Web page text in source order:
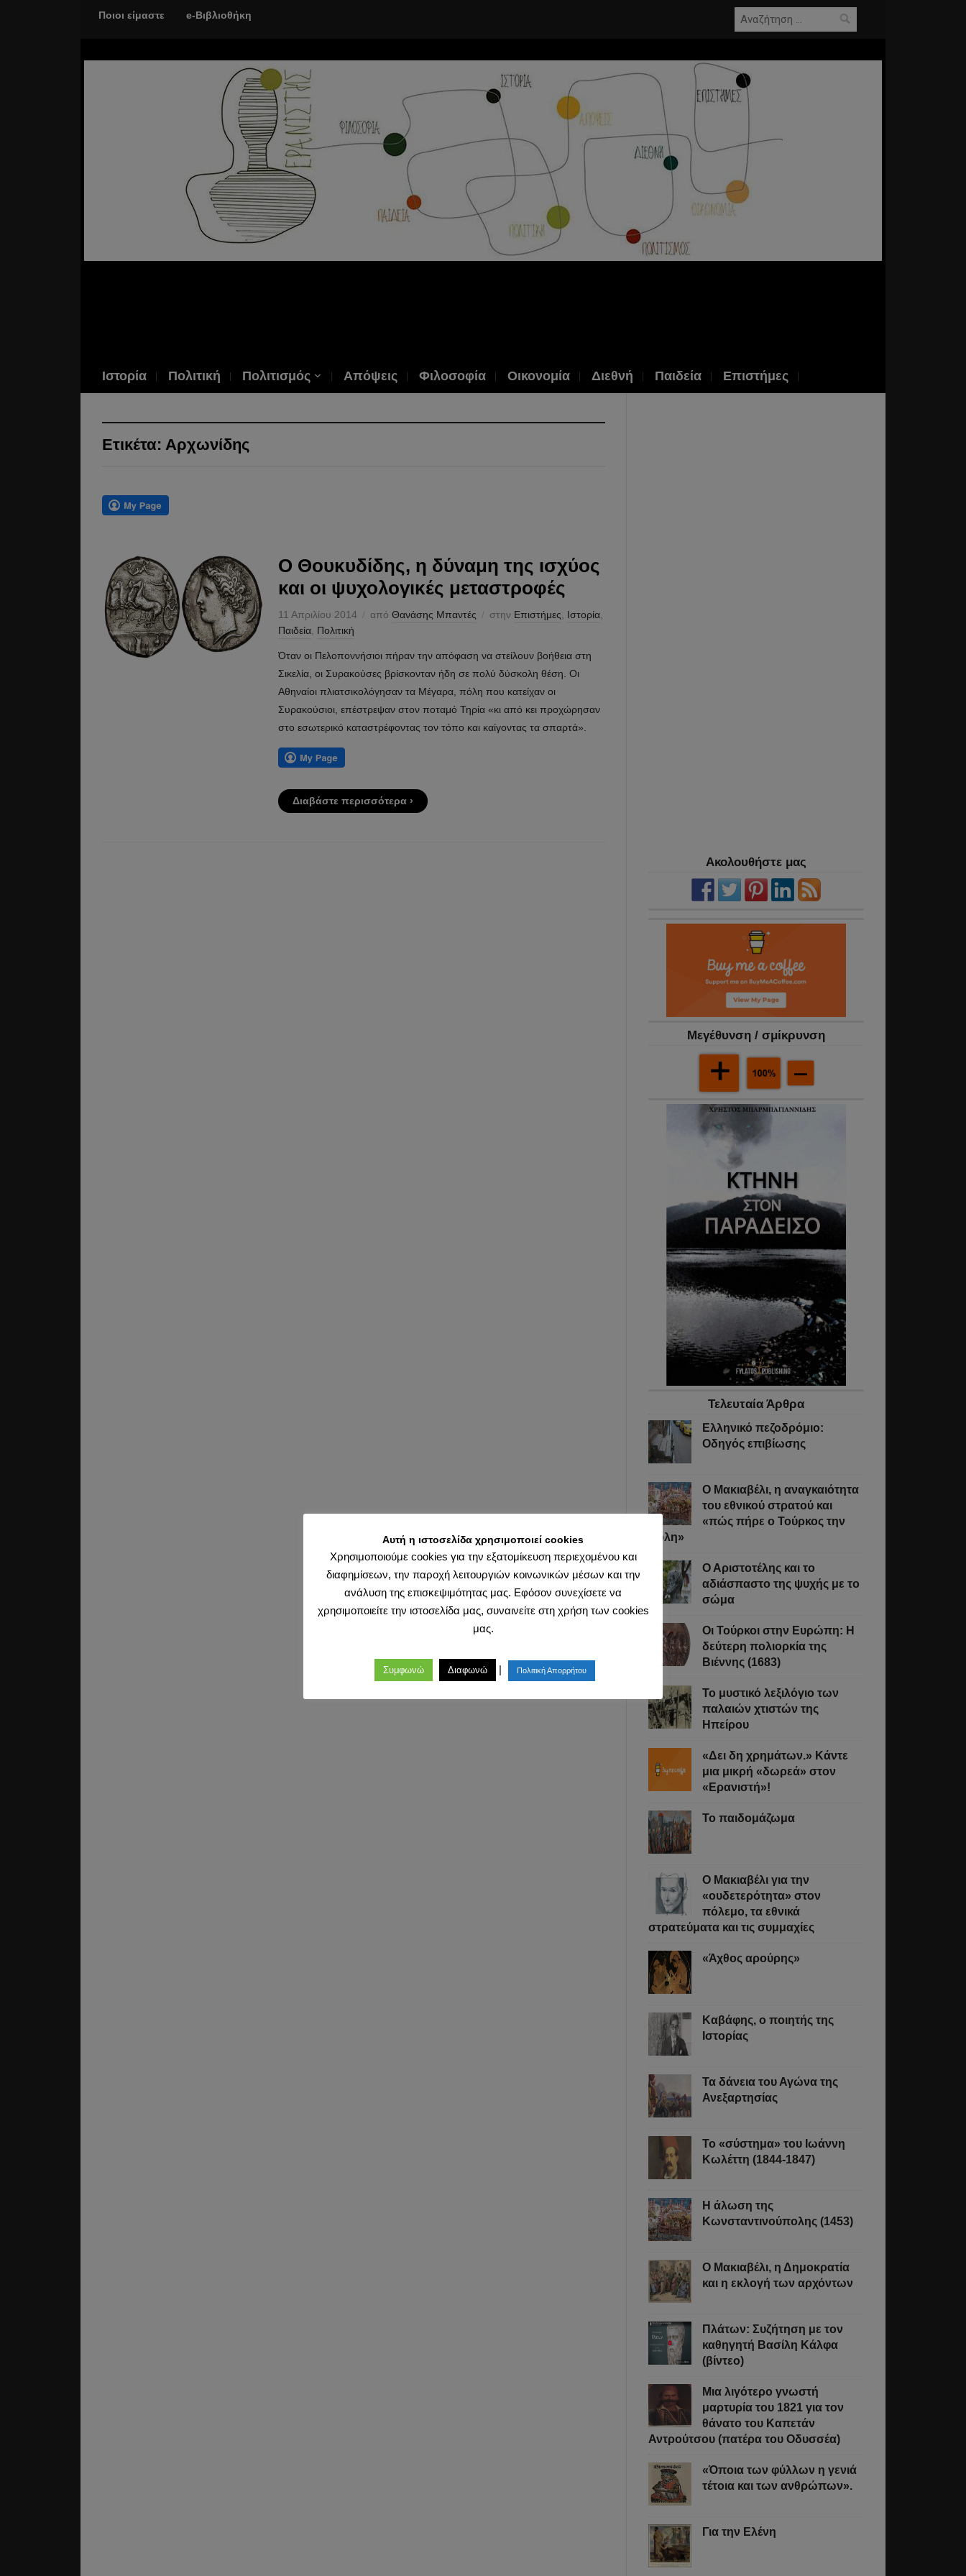
Ποιοι είμαστε e-Βιβλιοθήκη
Αναζήτηση
για:
Ιστορία Πολιτική Πολιτισμός Απόψεις Φιλοσοφία Οικονομία Διεθνή Παιδεία Επιστήμες
Ετικέτα: Αρχωνίδης
Ο Θουκυδίδης, η δύναμη της ισχύος
και οι ψυχολογικές μεταστροφές
11 Απριλίου 2014 από Θανάσης Μπαντές στην Επιστήμες Ιστορία
Παιδεία Πολιτική
Όταν οι Πελοποννήσιοι πήραν την απόφαση να στείλουν βοήθεια στη
Σικελία, οι Συρακούσες βρίσκονταν ήδη σε πολύ δύσκολη θέση. Οι
Αθηναίοι πλιατσικολόγησαν τα Μέγαρα, πόλη που κατείχαν οι
Συρακούσιοι, επέστρεψαν στον ποταμό Τηρία «κι από κει προχώρησαν
στο εσωτερικό καταστρέφοντας τον τόπο και καίγοντας τα σπαρτά».
Διαβάστε περισσότερα ›
Ακολουθήστε μας
Mεγέθυνση / σμίκρυνση
Τελευταία Άρθρα
Ελληνικό πεζοδρόμιο:
Οδηγός επιβίωσης
Ο Μακιαβέλι, η αναγκαιότητα
του εθνικού στρατού και
«πώς πήρε ο Τούρκος την
Πόλη»
Ο Αριστοτέλης και το
αδιάσπαστο της ψυχής με το
σώμα
Οι Τούρκοι στην Ευρώπη: Η
δεύτερη πολιορκία της
Βιέννης (1683)
Το μυστικό λεξιλόγιο των
παλαιών χτιστών της
Ηπείρου
«Δει δη χρημάτων.» Κάντε
μια μικρή «δωρεά» στον
«Ερανιστή»!
Το παιδομάζωμα
O Μακιαβέλι για την
«ουδετερότητα» στον
πόλεμο, τα εθνικά
στρατεύματα και τις συμμαχίες
«Άχθος αρούρης»
Καβάφης, ο ποιητής της
Ιστορίας
Τα δάνεια του Αγώνα της
Ανεξαρτησίας
Το «σύστημα» του Ιωάννη
Κωλέττη (1844-1847)
Η άλωση της
Κωνσταντινούπολης (1453)
Ο Μακιαβέλι, η Δημοκρατία
και η εκλογή των αρχόντων
Πλάτων: Συζήτηση με τον
καθηγητή Βασίλη Κάλφα
(βίντεο)
Μια λιγότερο γνωστή
μαρτυρία του 1821 για τον
θάνατο του Καπετάν
Αντρούτσου (πατέρα του Οδυσσέα)
«Όποια των φύλλων η γενιά
τέτοια και των ανθρώπων».
Για την Ελένη
Αυτή η ιστοσελίδα χρησιμοποιεί cookies
Χρησιμοποιούμε cookies για την εξατομίκευση περιεχομένου και
διαφημίσεων, την παροχή λειτουργιών κοινωνικών μέσων και την
ανάλυση της επισκεψιμότητας μας. Εφόσον συνεχίσετε να
χρησιμοποιείτε την ιστοσελίδα μας, συναινείτε στη χρήση των cookies
μας.
Συμφωνώ Διαφωνώ | Πολιτική Απορρήτου